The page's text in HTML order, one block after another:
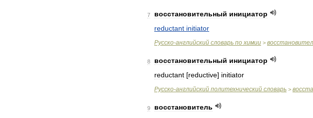
7 восстановительный инициатор
reductant initiator
Русско-английский словарь по химии >
8 восстановительный инициатор
reductant [reductive] initiator
Русско-английский политехнический словарь >
9
восстановитель